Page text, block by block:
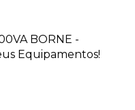
BORNE -
Equipamentos!